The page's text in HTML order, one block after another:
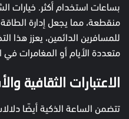
بساعات استخدام أكثر. خيارات
منقطعة، مما يجعل إدارة
للمسافرين الدائمين، يعزز هذا
متعددة الأيام أو المغامرات في
الاعتبارات الثقافية
تتضمن الساعة الذكية أيضًا